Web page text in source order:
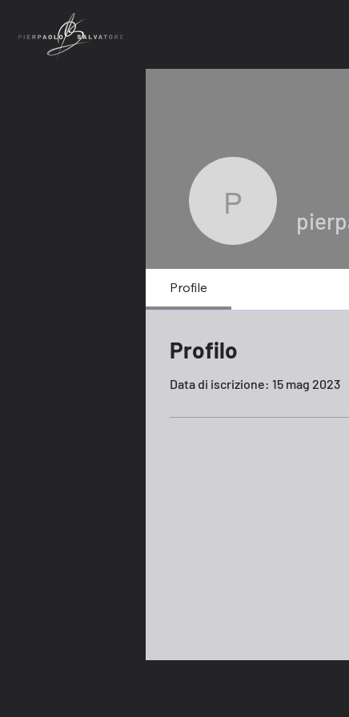
Profile
Profilo
Data di iscrizione: 15 mag 2023